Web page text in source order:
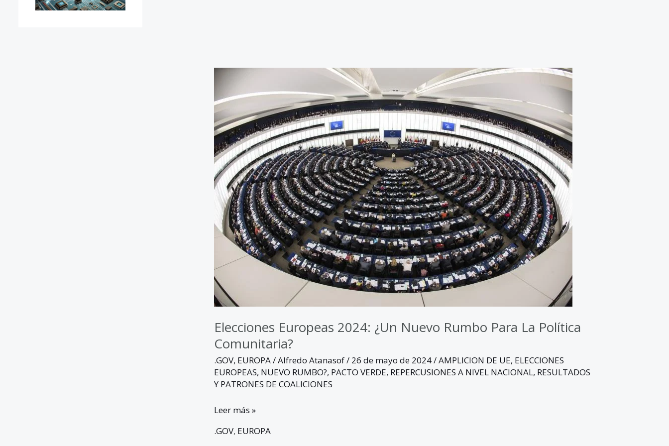
Elecciones Europeas 2024: ¿Un Nuevo Rumbo Para La Política
Comunitaria?
.GOV, EUROPA/Alfredo Atanasof/ 26 de mayo de 2024/AMPLICION DE UE, ELECCIONES
EUROPEAS, NUEVO RUMBO?, PACTO VERDE, REPERCUSIONES A NIVEL NACIONAL, RESULTADOS
Y PATRONES DE COALICIONES
Elecciones
2024:
¿Un
Nuevo
Rumbo
para
la
Política
Comunitaria?
Leer más »
.GOV, EUROPA